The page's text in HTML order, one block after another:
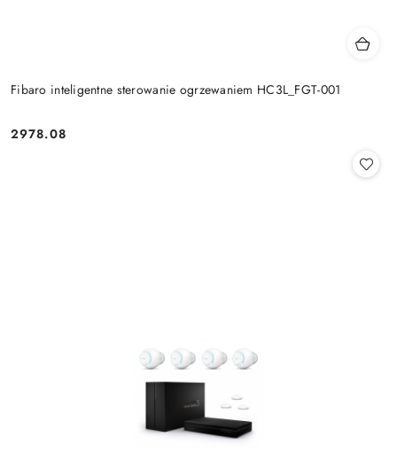
Fibaro inteligentne sterowanie ogrzewaniem HC3L_FGT-001
Cena:
2978.08